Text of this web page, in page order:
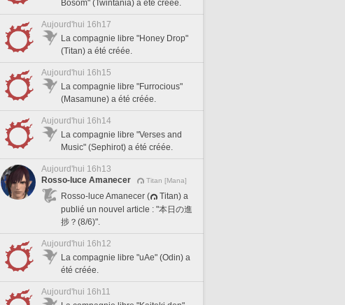
Bosom" (Twintania) a été créée.
Aujourd'hui 16h17
La compagnie libre "Honey Drop"
(Titan) a été créée.
Aujourd'hui 16h15
La compagnie libre "Furrocious"
(Masamune) a été créée.
Aujourd'hui 16h14
La compagnie libre "Verses and
Music" (Sephirot) a été créée.
Aujourd'hui 16h13
Rosso-luce Amanecer
Titan [Mana]
Rosso-luce Amanecer (
Titan) a
publié un nouvel article : "本日の進
捗？(8/6)".
Aujourd'hui 16h12
La compagnie libre "uAe" (Odin) a
été créée.
Aujourd'hui 16h11